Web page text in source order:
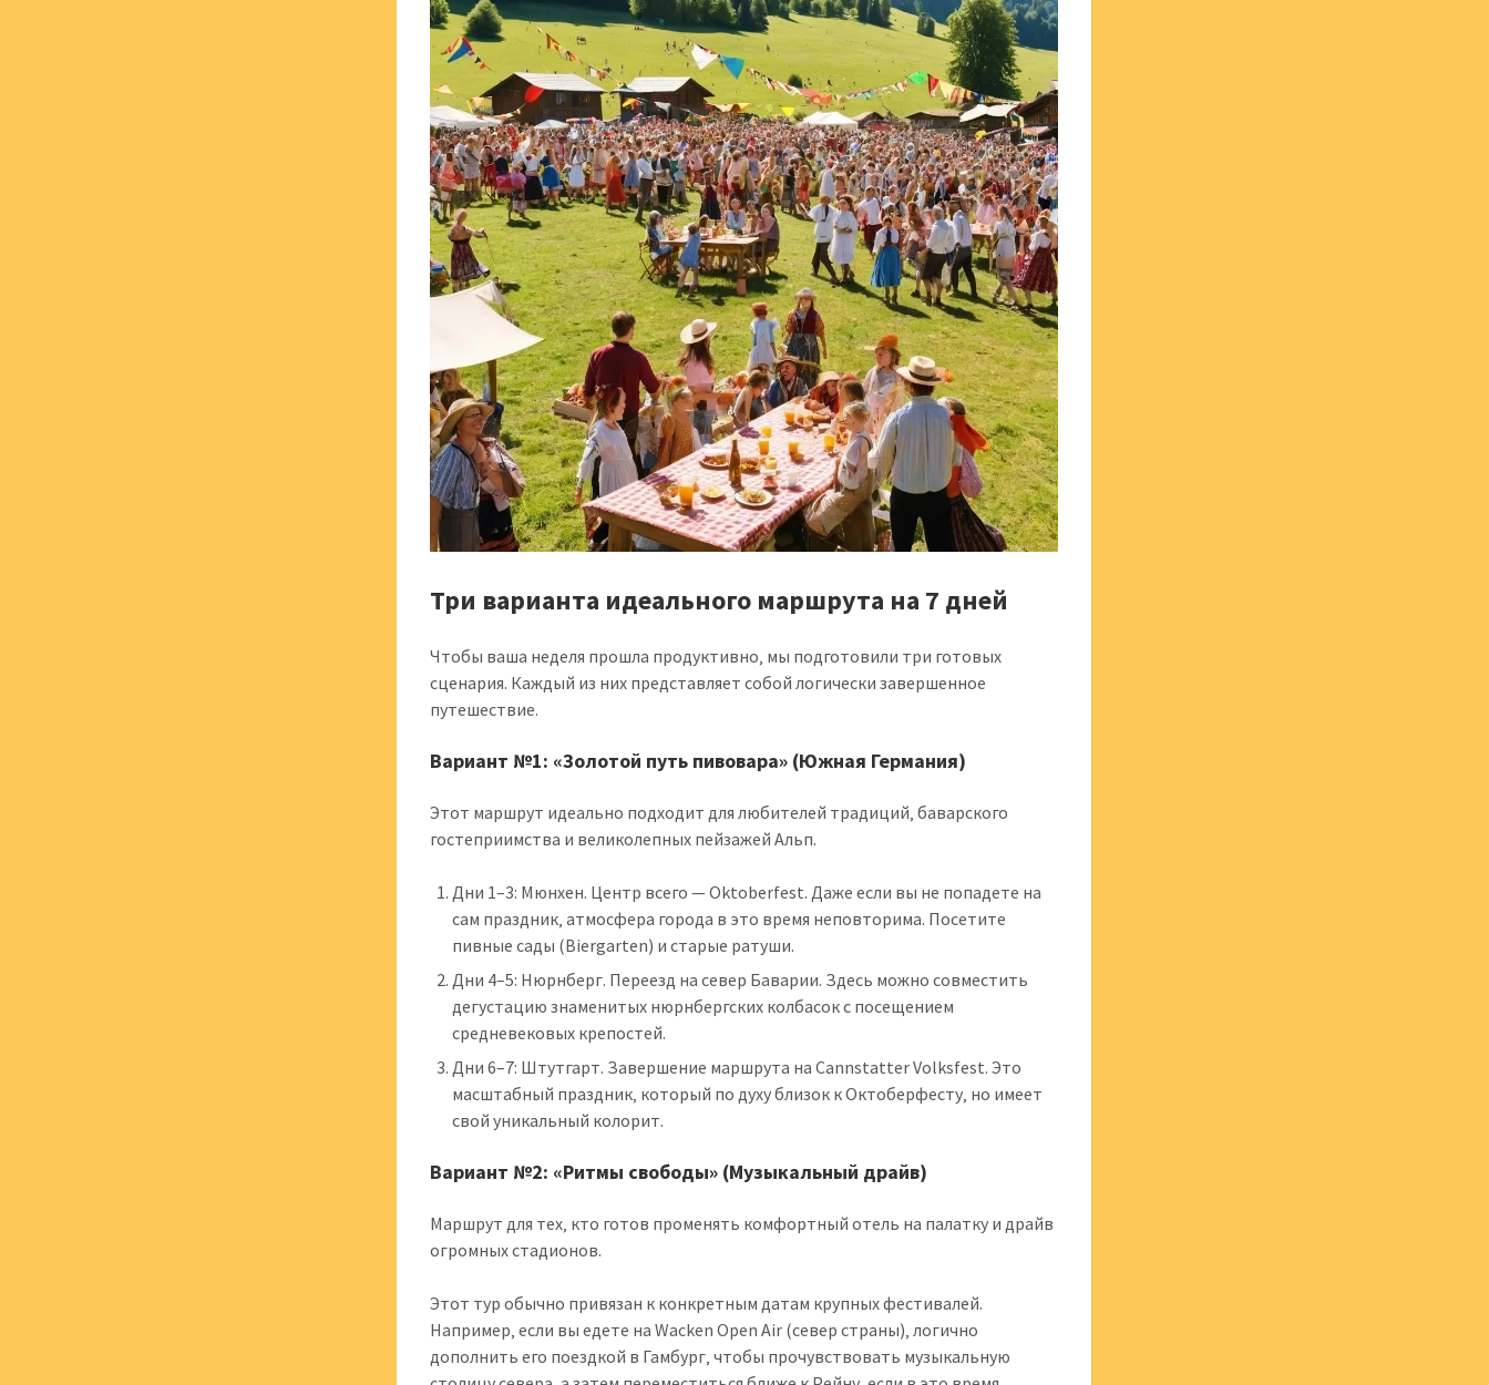
Три варианта идеального маршрута на 7 дней
Чтобы ваша неделя прошла продуктивно‚ мы подготовили три готовых
сценария. Каждый из них представляет собой логически завершенное
путешествие.
Вариант №1: «Золотой путь пивовара» (Южная Германия)
Этот маршрут идеально подходит для любителей традиций‚ баварского
гостеприимства и великолепных пейзажей Альп.
Дни 1–3: Мюнхен. Центр всего — Oktoberfest. Даже если вы не попадете на
сам праздник‚ атмосфера города в это время неповторима. Посетите
пивные сады (Biergarten) и старые ратуши.
Дни 4–5: Нюрнберг. Переезд на север Баварии. Здесь можно совместить
дегустацию знаменитых нюрнбергских колбасок с посещением
средневековых крепостей.
Дни 6–7: Штутгарт. Завершение маршрута на Cannstatter Volksfest. Это
масштабный праздник‚ который по духу близок к Октоберфесту‚ но имеет
свой уникальный колорит.
Вариант №2: «Ритмы свободы» (Музыкальный драйв)
Маршрут для тех‚ кто готов променять комфортный отель на палатку и драйв
огромных стадионов.
Этот тур обычно привязан к конкретным датам крупных фестивалей.
Например‚ если вы едете на Wacken Open Air (север страны)‚ логично
дополнить его поездкой в Гамбург‚ чтобы прочувствовать музыкальную